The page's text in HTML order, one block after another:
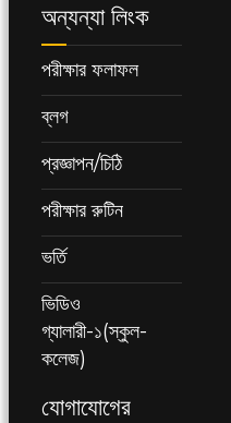
অন্যন্যা লিংক
পরীক্ষার ফলাফল
ব্লগ
প্রজ্ঞাপন/চিঠি
পরীক্ষার রুটিন
ভর্তি
ভিডিও
গ্যালারী-১(স্কুল-
কলেজ)
যোগাযোগের